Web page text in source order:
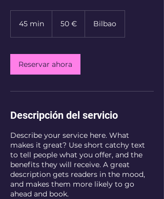
45 min
m
i
n
50 € Bilbao
Reservar ahora
Descripción del servicio
Describe your service here. What
makes it great? Use short catchy text
to tell people what you offer, and the
benefits they will receive. A great
description gets readers in the mood,
and makes them more likely to go
ahead and book.